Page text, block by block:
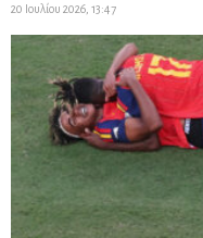
20 Ιουλίου 2026, 13:47